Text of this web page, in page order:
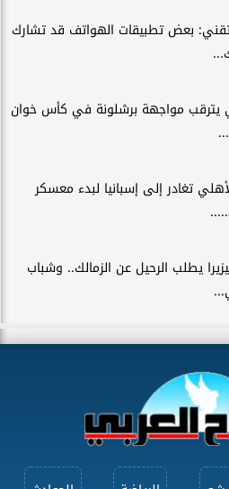
بعض تطبيقات الهواتف قد تشارك
يترقب مواجهة برشلونة في كأس خوان
تغادر إلى إسبانيا لبدء معسكر
يطلب الرحيل عن الزمالك.. وشباب